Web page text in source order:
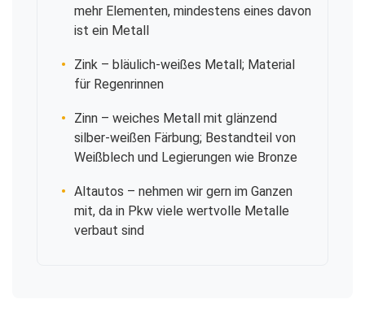
mehr Elementen, mindestens eines davon
ist ein Metall
Zink – bläulich-weißes Metall; Material
für Regenrinnen
Zinn – weiches Metall mit glänzend
silber-weißen Färbung; Bestandteil von
Weißblech und Legierungen wie Bronze
Altautos – nehmen wir gern im Ganzen
mit, da in Pkw viele wertvolle Metalle
verbaut sind